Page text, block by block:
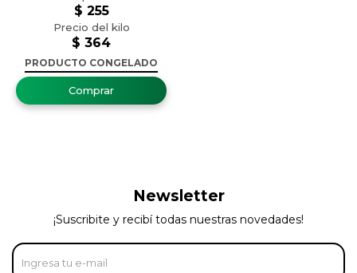
$ 364
$ 255
PRODUCTO CONGELADO
Newsletter
¡Suscribite y recibí todas nuestras novedades!